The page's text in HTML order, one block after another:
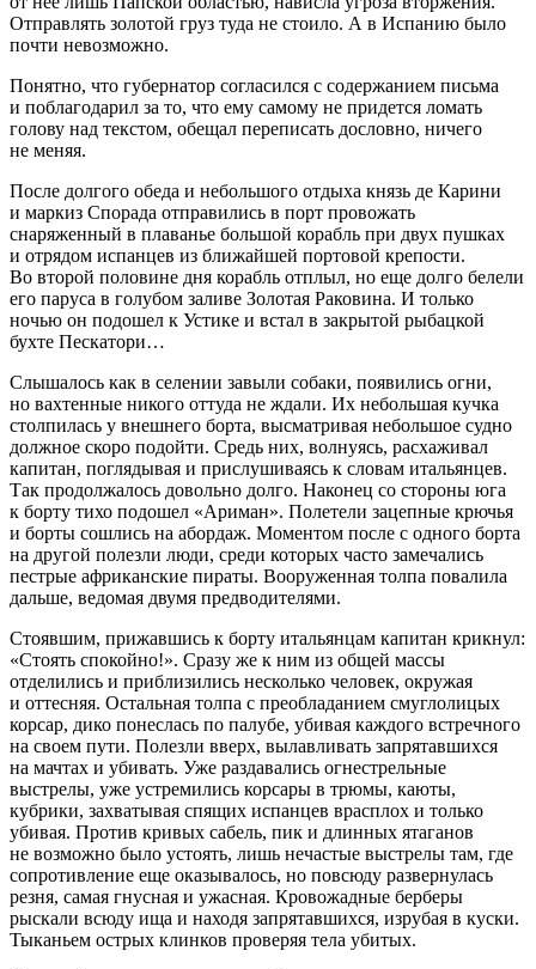
Отправлять золотой груз туда не стоило. А в Испанию было
почти невозможно.
Понятно, что губернатор согласился с содержанием письма
и поблагодарил за то, что ему самому не придется ломать
голову над текстом, обещал переписать дословно, ничего
не меняя.
После долгого обеда и небольшого отдыха князь де Карини
и маркиз Спорада отправились в порт провожать
снаряженный в плаванье большой корабль при двух пушках
и отрядом испанцев из ближайшей портовой крепости.
Во второй половине дня корабль отплыл, но еще долго белели
его паруса в голубом заливе Золотая Раковина. И только
ночью он подошел к Устике и встал в закрытой рыбацкой
бухте Пескатори…
Слышалось как в селении завыли собаки, появились огни,
но вахтенные никого оттуда не ждали. Их небольшая кучка
столпилась у внешнего борта, высматривая небольшое судно
должное скоро подойти. Средь них, волнуясь, расхаживал
капитан, поглядывая и прислушиваясь к словам итальянцев.
Так продолжалось довольно долго. Наконец со стороны юга
к борту тихо подошел «Ариман». Полетели зацепные крючья
и борты сошлись на абордаж. Моментом после с одного борта
на другой полезли люди, среди которых часто замечались
пестрые африканские пираты. Вооруженная толпа повалила
дальше, ведомая двумя предводителями.
Стоявшим, прижавшись к борту итальянцам капитан крикнул:
«Стоять спокойно!». Сразу же к ним из общей массы
отделились и приблизились несколько человек, окружая
и оттесняя. Остальная толпа с преобладанием смуглолицых
корсар, дико понеслась по палубе, убивая каждого встречного
на своем пути. Полезли вверх, вылавливать запрятавшихся
на мачтах и убивать. Уже раздавались огнестрельные
выстрелы, уже устремились корсары в трюмы, каюты,
кубрики, захватывая спящих испанцев врасплох и только
убивая. Против кривых сабель, пик и длинных ятаганов
не возможно было устоять, лишь нечастые выстрелы там, где
сопротивление еще оказывалось, но повсюду развернулась
резня, самая гнусная и ужасная. Кровожадные берберы
рыскали всюду ища и находя запрятавшихся, изрубая в куски.
Тыканьем острых клинков проверяя тела убитых.